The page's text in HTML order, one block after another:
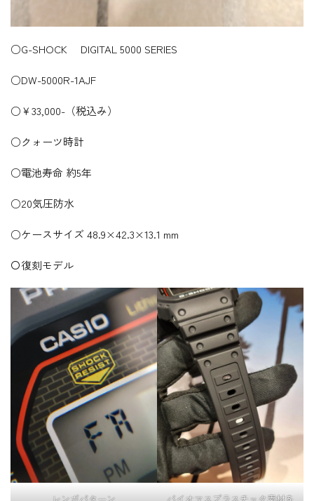
○G-SHOCK DIGITAL 5000 SERIES
○DW-5000R-1AJF
○￥33,000-（税込み）
○クォーツ時計
○電池寿命 約5年
○20気圧防水
○ケースサイズ 48.9×42.3×13.1 mm
〇復刻モデル